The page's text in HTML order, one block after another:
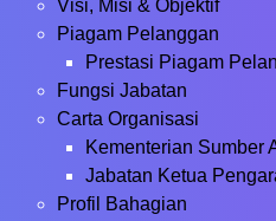
Visi, Misi & Objektif
Piagam Pelanggan
Prestasi Piagam
Fungsi Jabatan
Carta Organisasi
Kementerian Sumber
Jabatan Ketua
Profil Bahagian